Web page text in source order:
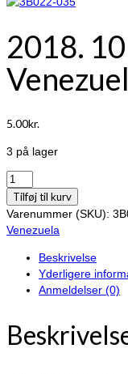
2018.
5.00kr.
3 på lager
2018.
10
bolivares.
Venezuela.
Tilføj til kurv
Varenummer (SKU):
Venezuela
Beskrivelse
Yderligere
Anmeldelser (0)